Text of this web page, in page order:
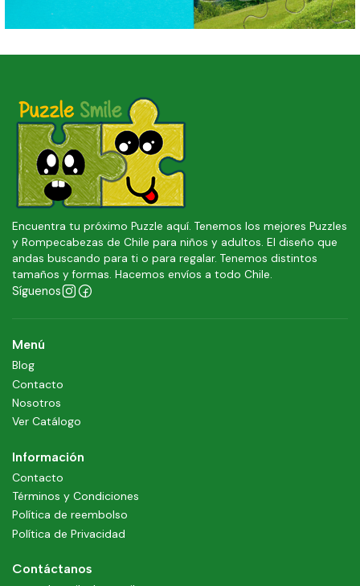
Encuentra tu próximo Puzzle aquí. Tenemos los mejores Puzzles
y Rompecabezas de Chile para niños y adultos. El diseño que
andas buscando para ti o para regalar. Tenemos distintos
tamaños y formas. Hacemos envíos a todo Chile.
Síguenos
Menú
Blog
Contacto
Nosotros
Ver Catálogo
Información
Contacto
Términos y Condiciones
Política de reembolso
Política de Privacidad
Contáctanos